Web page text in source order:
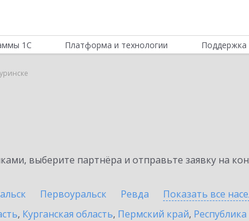
1С Платформа и технологии Поддержка
выберите партнёра и отправьте заявку на
Первоуральск Ревда Показать все
, Курганская область, Пермский край,